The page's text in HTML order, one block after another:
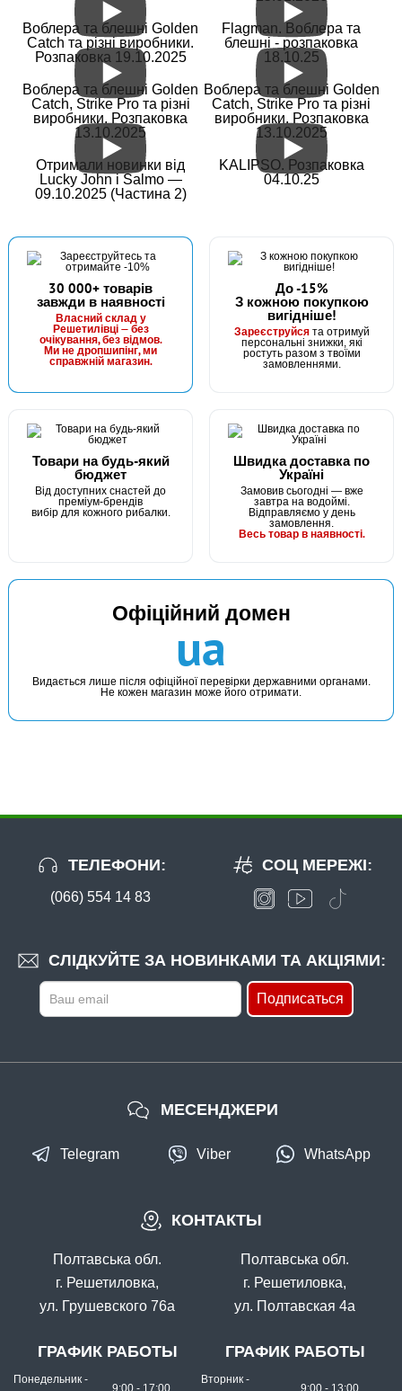
Воблера та блешні Golden
Catch та різні виробники.
Розпаковка 19.10.2025
Flagman. Воблера та
блешні - розпаковка
18.10.25
Воблера та блешні Golden
Catch, Strike Pro та різні
виробники. Розпаковка
13.10.2025
Воблера та блешні Golden
Catch, Strike Pro та різні
виробники. Розпаковка
13.10.2025
Отримали новинки від
Lucky John і Salmo —
09.10.2025 (Частина 2)
KALIPSO. Розпаковка
04.10.25
30 000+ товарів
завжди в наявності
Власний склад у
Решетилівці — без
очікування, без відмов.
Ми не дропшипінг, ми
справжній магазин.
До -15%
З кожною покупкою
вигідніше!
Зареєструйсята отримуй
персональні знижки, які
ростуть разом з твоїми
замовленнями.
Товари на будь-який
бюджет
Від доступних снастей до
преміум-брендів
вибір для кожного рибалки.
Швидка доставка по
Україні
Замовив сьогодні — вже
завтра на водоймі.
Відправляємо у день
замовлення.
Весь товар в наявності.
Офіційний домен
ua
Видається лише після офіційної перевірки державними органами.
Не кожен магазин може його отримати.
ТЕЛЕФОНИ:
(066) 554 14 83
СЛІДКУЙТЕ ЗА НОВИНКАМИ ТА АКЦІЯМИ:
Подписаться
СОЦ МЕРЕЖІ:
КОНТАКТЫ
Полтавська обл.
г. Решетиловка,
ул. Грушевского 76а
ГРАФИК РАБОТЫ
Понедельник -
Полтавська обл.
г. Решетиловка,
ул. Полтавская 4а
ГРАФИК РАБОТЫ
Вторник -
МЕСЕНДЖЕРИ
Telegram Viber WhatsApp